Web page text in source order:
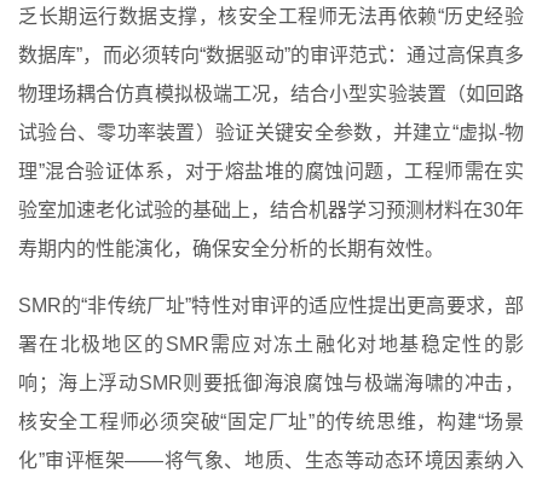
乏长期运行数据支撑，核安全工程师无法再依赖“历史经验
数据库”，而必须转向“数据驱动”的审评范式：通过高保真多
物理场耦合仿真模拟极端工况，结合小型实验装置（如回路
试验台、零功率装置）验证关键安全参数，并建立“虚拟-物
理”混合验证体系，对于熔盐堆的腐蚀问题，工程师需在实
验室加速老化试验的基础上，结合机器学习预测材料在30年
寿期内的性能演化，确保安全分析的长期有效性。
SMR的“非传统厂址”特性对审评的适应性提出更高要求，部
署在北极地区的SMR需应对冻土融化对地基稳定性的影
响；海上浮动SMR则要抵御海浪腐蚀与极端海啸的冲击，
核安全工程师必须突破“固定厂址”的传统思维，构建“场景
化”审评框架——将气象、地质、生态等动态环境因素纳入